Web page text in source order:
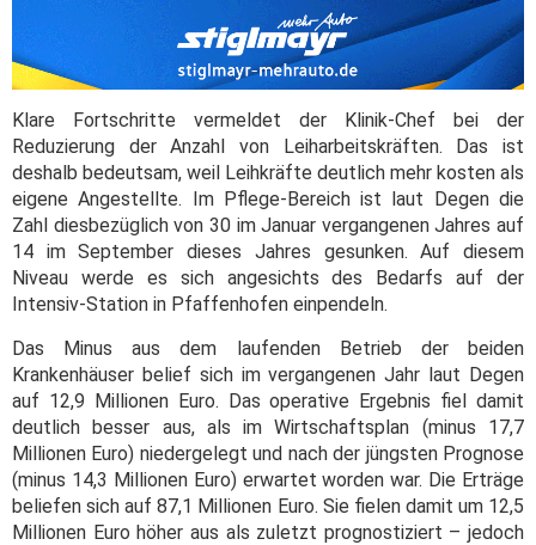
Klare Fortschritte vermeldet der Klinik-Chef bei der
Reduzierung der Anzahl von Leiharbeitskräften. Das ist
deshalb bedeutsam, weil Leihkräfte deutlich mehr kosten als
eigene Angestellte. Im Pflege-Bereich ist laut Degen die
Zahl diesbezüglich von 30 im Januar vergangenen Jahres auf
14 im September dieses Jahres gesunken. Auf diesem
Niveau werde es sich angesichts des Bedarfs auf der
Intensiv-Station in Pfaffenhofen einpendeln.
Das Minus aus dem laufenden Betrieb der beiden
Krankenhäuser belief sich im vergangenen Jahr laut Degen
auf 12,9 Millionen Euro. Das operative Ergebnis fiel damit
deutlich besser aus, als im Wirtschaftsplan (minus 17,7
Millionen Euro) niedergelegt und nach der jüngsten Prognose
(minus 14,3 Millionen Euro) erwartet worden war. Die Erträge
beliefen sich auf 87,1 Millionen Euro. Sie fielen damit um 12,5
Millionen Euro höher aus als zuletzt prognostiziert – jedoch